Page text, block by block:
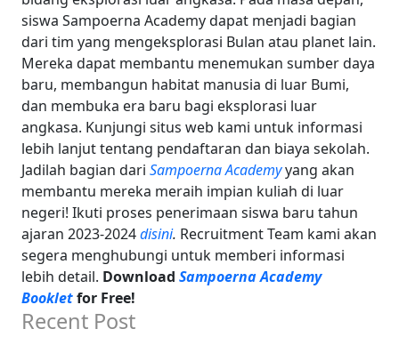
siswa Sampoerna Academy dapat menjadi bagian
dari tim yang mengeksplorasi Bulan atau planet lain.
Mereka dapat membantu menemukan sumber daya
baru, membangun habitat manusia di luar Bumi,
dan membuka era baru bagi eksplorasi luar
angkasa. Kunjungi situs web kami untuk informasi
lebih lanjut tentang pendaftaran dan biaya sekolah.
Jadilah bagian dari Sampoerna Academyyang akan
membantu mereka meraih impian kuliah di luar
negeri! Ikuti proses penerimaan siswa baru tahun
ajaran 2023-2024disini. Recruitment Team kami akan
segera menghubungi untuk memberi informasi
lebih detail. Download Sampoerna Academy
Bookletfor Free!
Recent Post